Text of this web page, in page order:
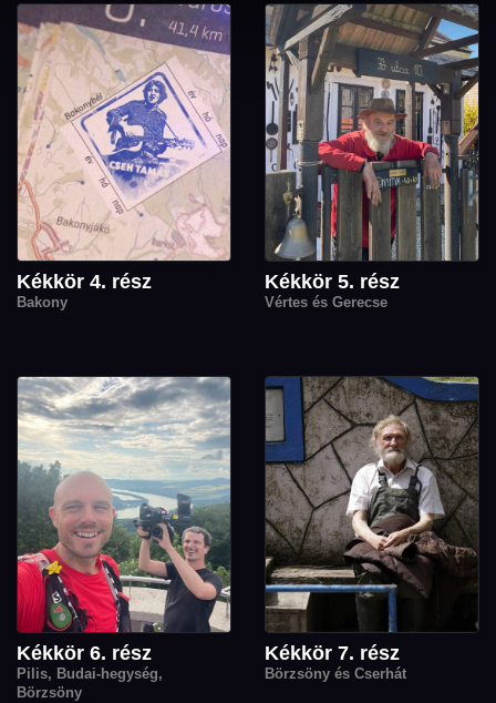
Kékkör 4. rész
Bakony
Kékkör 5. rész
Vértes és Gerecse
Kékkör 6. rész
Pilis, Budai-hegység,
Börzsöny
Kékkör 7. rész
Börzsöny és Cserhát